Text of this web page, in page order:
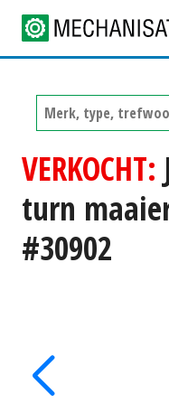
VERKOCHT:
turn
#30902